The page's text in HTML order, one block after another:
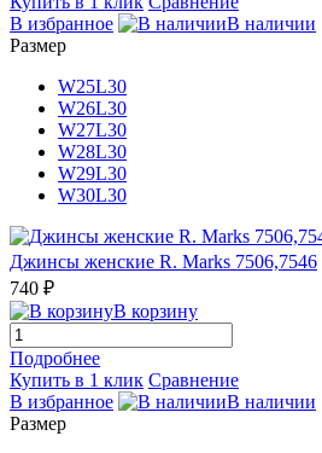
В избранное
В наличии
Размер
W25L30
W26L30
W27L30
W28L30
W29L30
W30L30
Джинсы женские R. Marks 7506,7546
740 ₽
В корзину
Подробнее
Купить в 1 клик Сравнение
В избранное
В наличии
Размер